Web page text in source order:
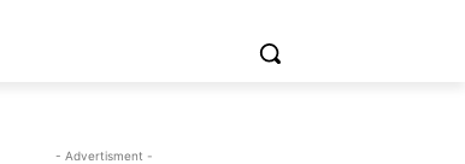
- Advertisment -